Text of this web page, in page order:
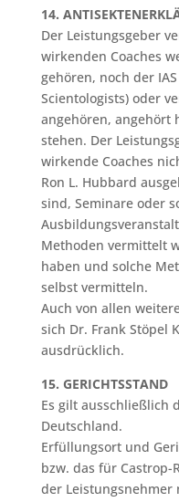
14.
Der Leistungsgeber
wirkenden Coaches
gehören, noch der
Scientologists) oder
angehören, angehört
stehen. Der
wirkende Coaches
Ron L. Hubbard
sind, Seminare oder
Methoden vermittelt
haben und solche
selbst vermitteln.
Auch von allen
sich Dr. Frank Stöpel
ausdrücklich.
15. GERICHTSSTAND
Es gilt ausschließlich
Deutschland.
Erfüllungsort und
bzw. das für Castrop-
der Leistungsnehmer